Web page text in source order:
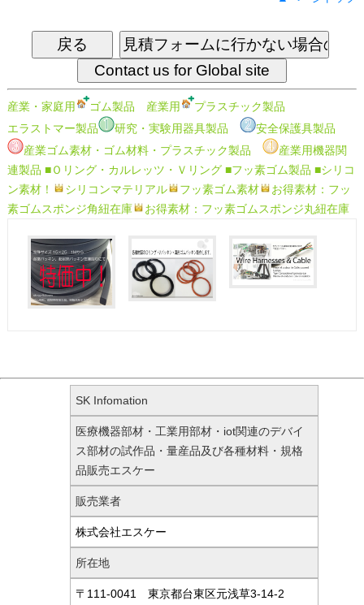
産業・家庭用 ゴム製品 産業用
プラスチック製品
エラストマー製品
研究・実験用器具製品
安全保護具製品
産業ゴム素材・ゴム材料・プラスチック製品
産業用機器関
連製品 ■Ｏリング・カルレッツ・Ｖリング ■フッ素ゴム製品 ■シリコ
ン素材！
シリコンマテリアル フッ素ゴム素材
お得素材：フッ
素ゴムスポンジ角紐在庫
お得素材：フッ素ゴムスポンジ丸紐在庫
SK Infomation
医療機器部材・工業用部材・iot関連のデバイ
ス部材の試作品・量産品及び各種材料・規格
品販売エスケー
販売業者
株式会社エスケー
所在地
〒111-0041 東京都台東区元浅草3-14-2